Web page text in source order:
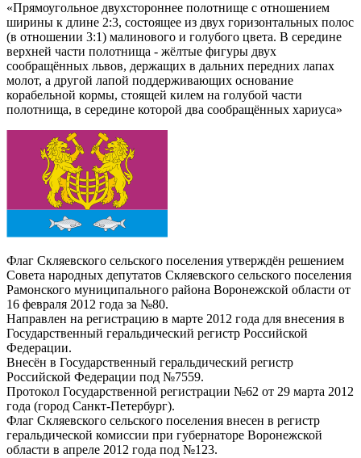
«Прямоугольное двухстороннее полотнище с отношением
ширины к длине 2:3, состоящее из двух горизонтальных полос
(в отношении 3:1) малинового и голубого цвета. В середине
верхней части полотнища - жёлтые фигуры двух
сообращённых львов, держащих в дальних передних лапах
молот, а другой лапой поддерживающих основание
корабельной кормы, стоящей килем на голубой части
полотнища, в середине которой два сообращённых хариуса»
Флаг Скляевского сельского поселения утверждён решением
Совета народных депутатов Скляевского сельского поселения
Рамонского муниципального района Воронежской области от
16 февраля 2012 года за №80.
Направлен на регистрацию в марте 2012 года для внесения в
Государственный геральдический регистр Российской
Федерации.
Внесён в Государственный геральдический регистр
Российской Федерации под №7559.
Протокол Государственной регистрации №62 от 29 марта 2012
года (город Санкт-Петербург).
Флаг Скляевского сельского поселения внесен в регистр
геральдической комиссии при губернаторе Воронежской
области в апреле 2012 года под №123.